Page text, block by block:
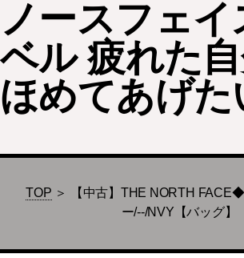
ノースフェイ
ベル 疲れた自
ほめてあげた
TOP ＞ 【中古】THE NORTH
ー/--/NVY【バッグ】